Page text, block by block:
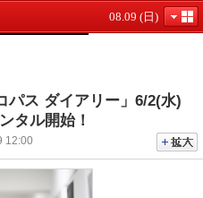
08.09 (日)
パス ダイアリー」6/2(水)
タル開始！
12:00